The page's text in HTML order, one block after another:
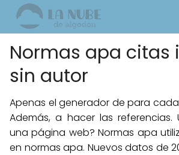
Normas apa citas
sin autor
Apenas el generador de para
Además, a hacer las referencias.
una página web? Normas apa
en normas apa. Nuevos datos de